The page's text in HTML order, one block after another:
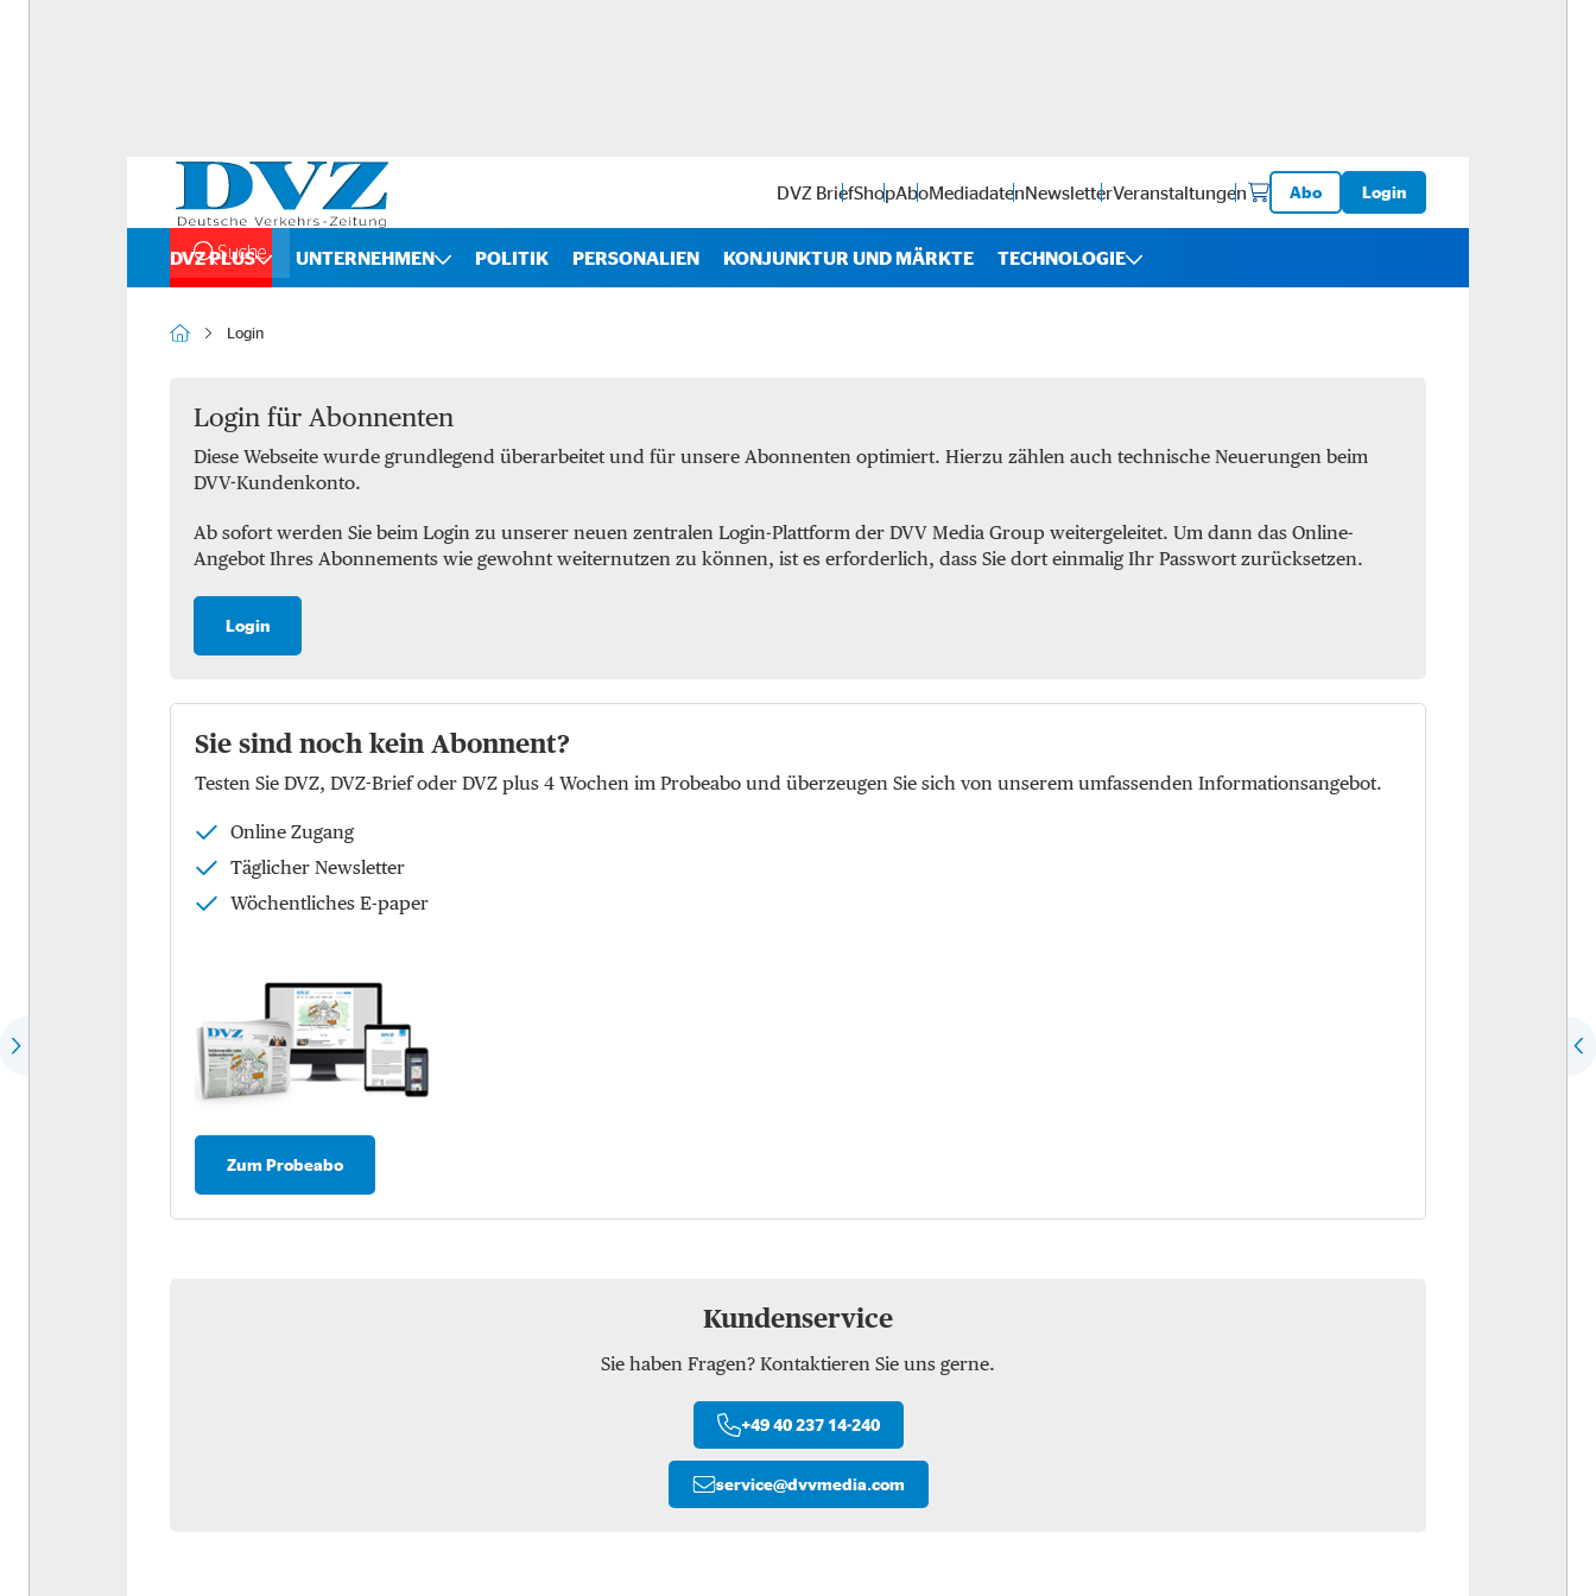
DVZ BriefShopAboMediadatenNewsletterVeranstaltungen Abo Login
DVZ PLUS
Bilanzchecks
Fusionen und Übernahmen
Marktchecks
Vergleichschecks Top-
Hear the expert
Speech of the month
EU-Politik
Dossier: Future of commerce
Dossier: Defence Logistics
Dossier: Antriebswende
Umfrage: Nachhaltigkeit in
der Logistik
UNTERNEHMEN
Kombinierter Verkehr
Binnenschifffahrt
Luft
Logistik
Logistikimmobilien
POLITIK PERSONALIEN KONJUNKTUR UND MÄRKTE TECHNOLOGIE
Intralogistik
Suche
Login
Login für Abonnenten
Diese Webseite wurde grundlegend überarbeitet und für unsere Abonnenten optimiert. Hierzu zählen auch technische Neuerungen beim
DVV-Kundenkonto.
Ab sofort werden Sie beim Login zu unserer neuen zentralen Login-Plattform der DVV Media Group weitergeleitet. Um dann das Online-
Angebot Ihres Abonnements wie gewohnt weiternutzen zu können, ist es erforderlich, dass Sie dort einmalig Ihr Passwort zurücksetzen.
Login
Sie sind noch kein Abonnent?
Testen Sie DVZ, DVZ-Brief oder DVZ plus 4 Wochen im Probeabo und überzeugen Sie sich von unserem umfassenden Informationsangebot.
Online Zugang
Täglicher Newsletter
Wöchentliches E-paper
Zum Probeabo
Kundenservice
Sie haben Fragen? Kontaktieren Sie uns gerne.
+49 40 237 14-240
service@dvvmedia.com